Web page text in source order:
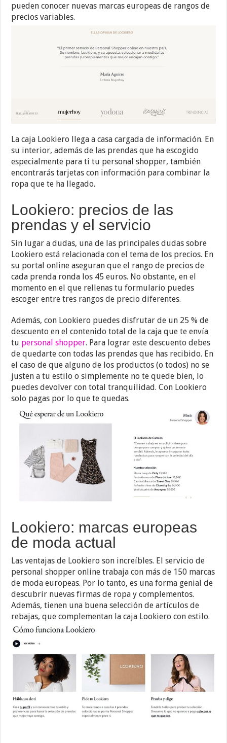
pueden conocer nuevas marcas europeas de rangos de
precios variables.
La caja Lookiero llega a casa cargada de información. En
su interior, además de las prendas que ha escogido
especialmente para ti tu personal shopper, también
encontrarás tarjetas con información para combinar la
ropa que te ha llegado.
Lookiero: precios de las
prendas y el servicio
Sin lugar a dudas, una de las principales dudas sobre
Lookiero está relacionada con el tema de los precios. En
su portal online aseguran que el rango de precios de
cada prenda ronda los 45 euros. No obstante, en el
momento en el que rellenas tu formulario puedes
escoger entre tres rangos de precio diferentes.
Además, con Lookiero puedes disfrutar de un 25 % de
descuento en el contenido total de la caja que te envía
tu personal shopper. Para lograr este descuento debes
de quedarte con todas las prendas que has recibido. En
el caso de que alguno de los productos (o todos) no se
justen a tu estilo o simplemente no te quede bien, lo
puedes devolver con total tranquilidad. Con Lookiero
solo pagas por lo que te quedas.
Lookiero: marcas europeas
de moda actual
Las ventajas de Lookiero son increíbles. El servicio de
personal shopper online trabaja con más de 150 marcas
de moda europeas. Por lo tanto, es una forma genial de
descubrir nuevas firmas de ropa y complementos.
Además, tienen una buena selección de artículos de
rebajas, que complementan la caja Lookiero con estilo.